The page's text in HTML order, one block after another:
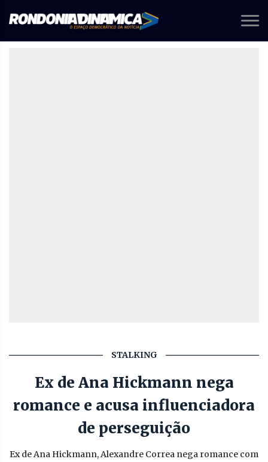
STALKING
Ex de Ana Hickmann nega
romance e acusa influenciadora
de perseguição
Ex de Ana Hickmann, Alexandre Correa nega romance com